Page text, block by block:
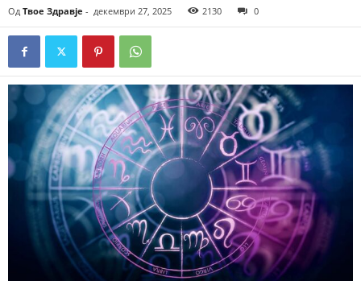
Од Твое Здравје - декември 27, 2025 2130 0